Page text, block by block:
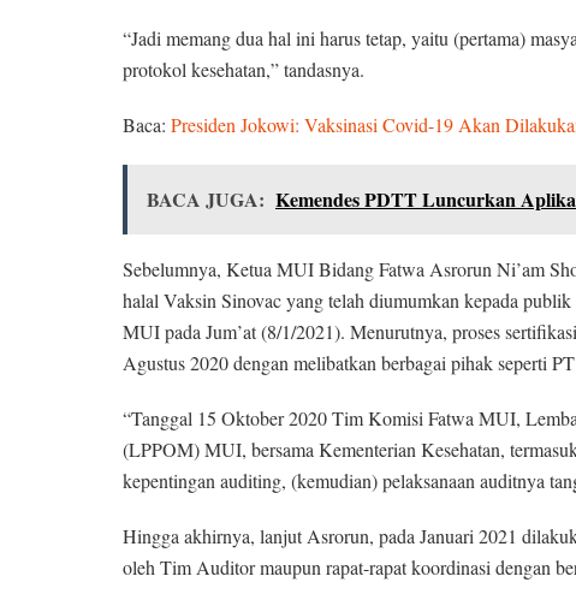
“Jadi memang dua hal ini harus tetap, yaitu (pertama)
protokol kesehatan,” tandasnya.
Baca: Presiden Jokowi: Vaksinasi Covid-19 Akan
BACA JUGA: Kemendes PDTT Luncurkan
Sebelumnya, Ketua MUI Bidang Fatwa Asrorun Ni’am
halal Vaksin Sinovac yang telah diumumkan kepada
MUI pada Jum’at (8/1/2021). Menurutnya, proses
Agustus 2020 dengan melibatkan berbagai pihak seperti
“Tanggal 15 Oktober 2020 Tim Komisi Fatwa MUI,
(LPPOM) MUI, bersama Kementerian Kesehatan,
kepentingan auditing, (kemudian) pelaksanaan auditnya
Hingga akhirnya, lanjut Asrorun, pada Januari 2021
oleh Tim Auditor maupun rapat-rapat koordinasi dengan